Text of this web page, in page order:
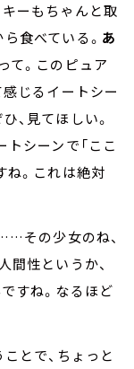
ーもちゃんと取
食べている。 あ
って。このピュア
感じるイートシー
、見てほしい。
シーンで「ここ
ね。これは絶対
その少女のね、
間性というか、
すね。なるほど
とで、ちょっと